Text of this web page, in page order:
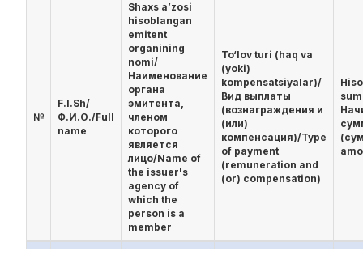
№
F.I.Sh/
Ф.И.О./Full
name
Shaxs a’zosi
hisoblangan
emitent
organining
nomi/
Наименование
органа
эмитента,
членом
которого
является
лицо/Name of
the issuer's
agency of
which the
person is a
member
To‘lov turi (haq va
(yoki)
kompensatsiyalar)/
Вид выплаты
(вознаграждения и
(или)
компенсация)/Type
of payment
(remuneration and
(or) compensation)